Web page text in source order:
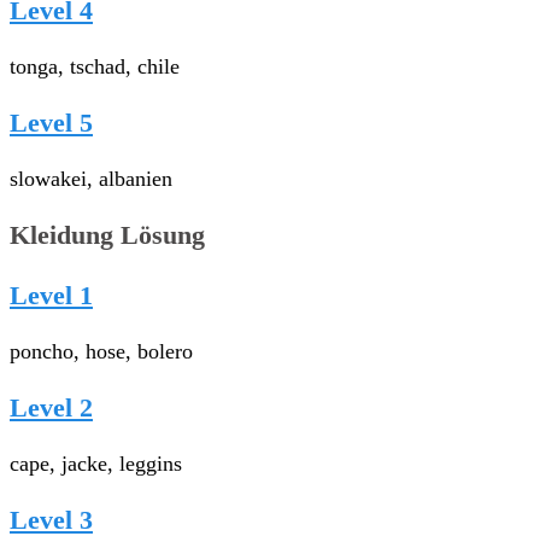
Level 4
tonga, tschad, chile
Level 5
slowakei, albanien
Kleidung Lösung
Level 1
poncho, hose, bolero
Level 2
cape, jacke, leggins
Level 3